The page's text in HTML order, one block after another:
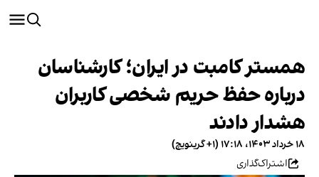
همستر کامبت در ایران؛ کارشناسان
درباره حفظ حریم شخصی کاربران
هشدار دادند
۱۸ خرداد ۱۴۰۳، ۱۷:۱۸ (‎+۱ گرینویچ)
اشتراک‌گذاری